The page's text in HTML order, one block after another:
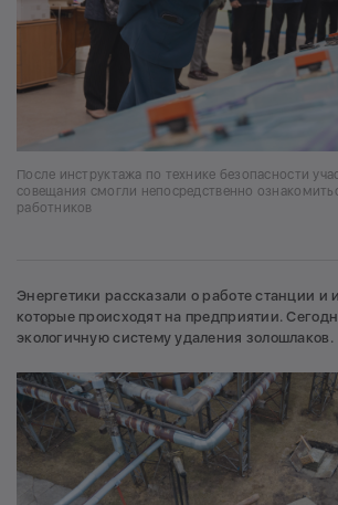
После инструктажа по технике безопасности
совещания смогли непосредственно
работников
Энергетики рассказали о работе станции и
которые происходят на предприятии.
экологичную систему удаления золошлаков.